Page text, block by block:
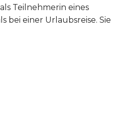
Teilnehmerin eines
bei einer Urlaubsreise. Sie
IN LEIPZIG“